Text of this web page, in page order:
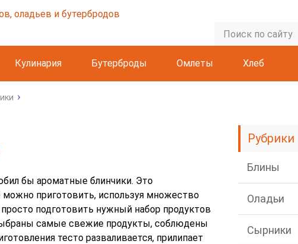
Кулинария Бутерброды Омлеты Хлеб
бы ароматные блинчики. Это
приготовить, используя множество
подготовить нужный набор продуктов
самые свежие продукты, соблюдены
тесто разваливается, прилипает
Рубрики
Блины
Оладьи
Сырники